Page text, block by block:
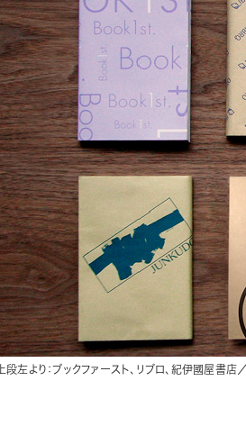
上段左より：ブックファースト、リブロ、紀伊國屋書